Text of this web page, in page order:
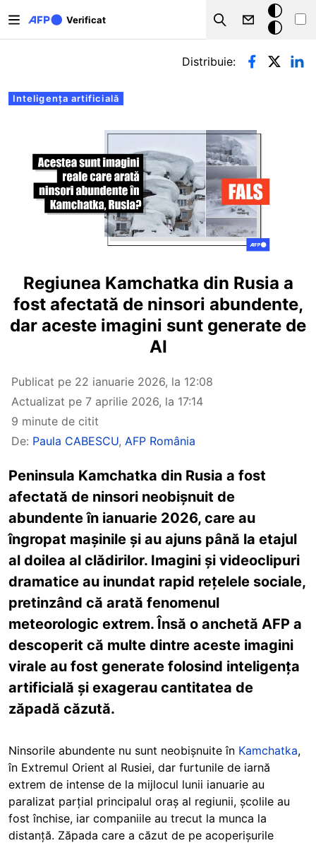
Verificat
Search
Modul
întunecat
Filele principale
Inteligența artificială
Distribuie:
Regiunea Kamchatka din Rusia a
fost afectată de ninsori abundente,
dar aceste imagini sunt generate de
AI
Publicat pe 22 ianuarie 2026, la 12:08
Actualizat pe 7 aprilie 2026, la 17:14
9 minute de citit
De: Paula CABESCU, AFP România
Peninsula Kamchatka din Rusia a fost
afectată de ninsori neobișnuit de
abundente în ianuarie 2026, care au
îngropat mașinile și au ajuns până la etajul
al doilea al clădirilor. Imagini și videoclipuri
dramatice au inundat rapid rețelele sociale,
pretinzând că arată fenomenul
meteorologic extrem. Însă o anchetă AFP a
descoperit că multe dintre aceste imagini
virale au fost generate folosind inteligența
artificială și exagerau cantitatea de
zăpadă căzută.
Ninsorile abundente nu sunt neobișnuite în Kamchatka,
în Extremul Orient al Rusiei, dar furtunile de iarnă
extrem de intense de la mijlocul lunii ianuarie au
paralizat parțial principalul oraș al regiunii, școlile au
fost închise, iar companiile au trecut la munca la
distanță. Zăpada care a căzut de pe acoperișurile